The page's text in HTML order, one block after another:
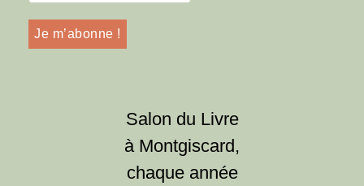
Salon du Livre
à Montgiscard,
chaque année